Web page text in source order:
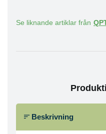
Se liknande artiklar från
Beskrivning